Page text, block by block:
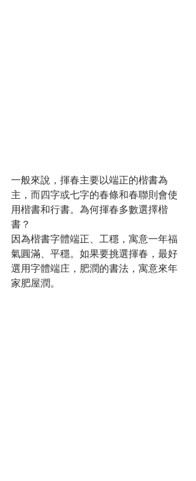
一般來說，揮春主要以端正的楷書為
主，而四字或七字的春條和春聯則會使
用楷書和行書。為何揮春多數選擇楷
書？
因為楷書字體端正、工穩，寓意一年福
氣圓滿、平穩。如果要挑選揮春，最好
選用字體端庄，肥潤的書法，寓意來年
家肥屋潤。